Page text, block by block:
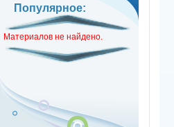
Популярное:
Материалов не найдено.